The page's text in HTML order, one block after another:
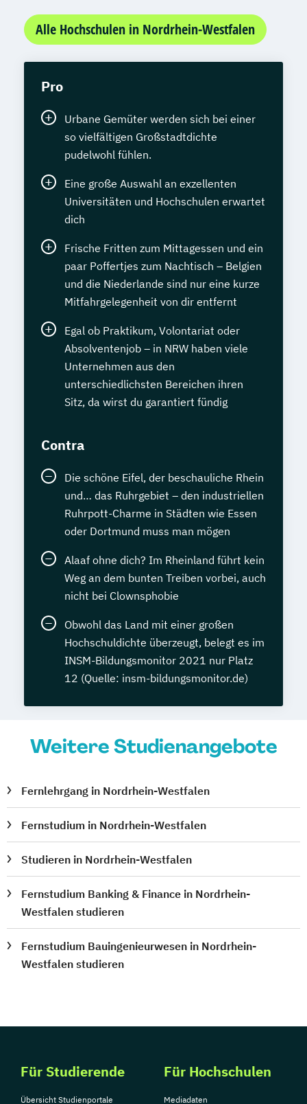
Alle Hochschulen in Nordrhein-Westfalen
Pro
Urbane Gemüter werden sich bei einer
so vielfältigen Großstadtdichte
pudelwohl fühlen.
Eine große Auswahl an exzellenten
Universitäten und Hochschulen erwartet
dich
Frische Fritten zum Mittagessen und ein
paar Poffertjes zum Nachtisch – Belgien
und die Niederlande sind nur eine kurze
Mitfahrgelegenheit von dir entfernt
Egal ob Praktikum, Volontariat oder
Absolventenjob – in NRW haben viele
Unternehmen aus den
unterschiedlichsten Bereichen ihren
Sitz, da wirst du garantiert fündig
Contra
Die schöne Eifel, der beschauliche Rhein
und… das Ruhrgebiet – den industriellen
Ruhrpott-Charme in Städten wie Essen
oder Dortmund muss man mögen
Alaaf ohne dich? Im Rheinland führt kein
Weg an dem bunten Treiben vorbei, auch
nicht bei Clownsphobie
Obwohl das Land mit einer großen
Hochschuldichte überzeugt, belegt es im
INSM-Bildungsmonitor 2021 nur Platz
12 (Quelle: insm-bildungsmonitor.de)
Weitere Studienangebote
Fernlehrgang in Nordrhein-Westfalen
Fernstudium in Nordrhein-Westfalen
Studieren in Nordrhein-Westfalen
Fernstudium Banking & Finance in Nordrhein-
Westfalen studieren
Fernstudium Bauingenieurwesen in Nordrhein-
Westfalen studieren
Für Studierende
Übersicht Studienportale
Für Hochschulen
Mediadaten